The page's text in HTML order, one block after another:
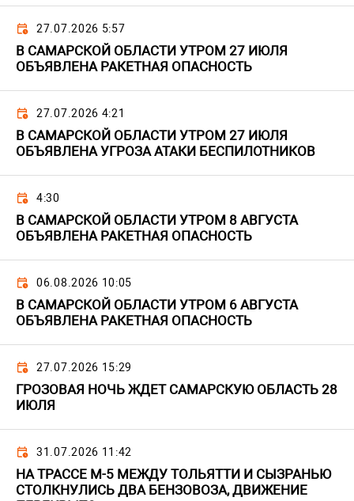
27.07.2026 5:57
В САМАРСКОЙ ОБЛАСТИ УТРОМ 27 ИЮЛЯ
ОБЪЯВЛЕНА РАКЕТНАЯ ОПАСНОСТЬ
27.07.2026 4:21
В САМАРСКОЙ ОБЛАСТИ УТРОМ 27 ИЮЛЯ
ОБЪЯВЛЕНА УГРОЗА АТАКИ БЕСПИЛОТНИКОВ
4:30
В САМАРСКОЙ ОБЛАСТИ УТРОМ 8 АВГУСТА
ОБЪЯВЛЕНА РАКЕТНАЯ ОПАСНОСТЬ
06.08.2026 10:05
В САМАРСКОЙ ОБЛАСТИ УТРОМ 6 АВГУСТА
ОБЪЯВЛЕНА РАКЕТНАЯ ОПАСНОСТЬ
27.07.2026 15:29
ГРОЗОВАЯ НОЧЬ ЖДЕТ САМАРСКУЮ ОБЛАСТЬ 28
ИЮЛЯ
31.07.2026 11:42
НА ТРАССЕ М-5 МЕЖДУ ТОЛЬЯТТИ И СЫЗРАНЬЮ
СТОЛКНУЛИСЬ ДВА БЕНЗОВОЗА, ДВИЖЕНИЕ